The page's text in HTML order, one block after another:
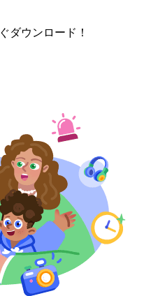
ダウンロード！